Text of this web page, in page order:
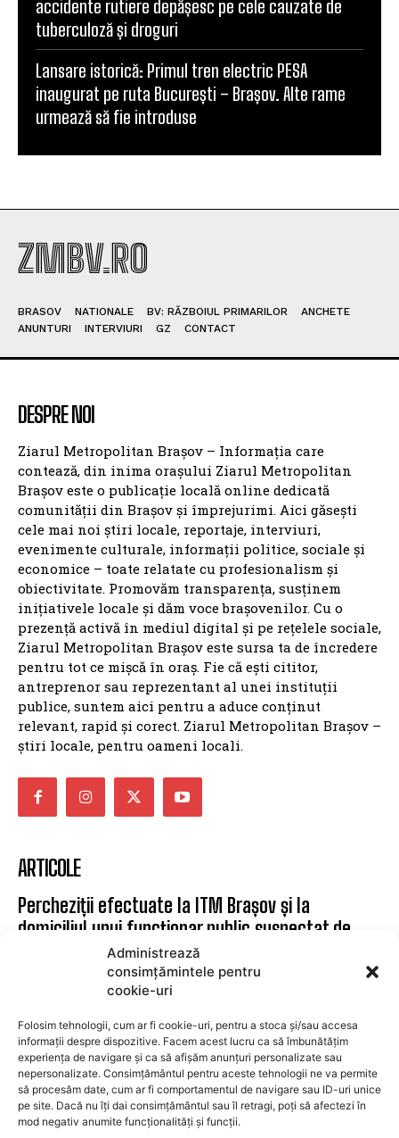
Administrează
consimțămintele pentru
cookie-uri
Folosim tehnologii, cum ar fi cookie-uri, pentru a stoca și/sau accesa
informații despre dispozitive. Facem acest lucru ca să îmbunătățim
experiența de navigare și ca să afișăm anunțuri personalizate sau
nepersonalizate. Consimțământul pentru aceste tehnologii ne va permite
să procesăm date, cum ar fi comportamentul de navigare sau ID-uri unice
pe site. Dacă nu îți dai consimțământul sau îl retragi, poți să afectezi în
mod negativ anumite funcționalități și funcții.
accidente rutiere depășesc pe cele cauzate de
tuberculoză și droguri
Lansare istorică: Primul tren electric PESA
inaugurat pe ruta București – Brașov. Alte rame
urmează să fie introduse
ZMBV.RO
BRASOV NATIONALE BV: RĂZBOIUL PRIMARILOR
ANCHETE
ANUNTURI
INTERVIURI GZ CONTACT
DESPRE NOI
Ziarul Metropolitan Brașov – Informația care
contează, din inima orașului Ziarul Metropolitan
Brașov este o publicație locală online dedicată
comunității din Brașov și împrejurimi. Aici găsești
cele mai noi știri locale, reportaje, interviuri,
evenimente culturale, informații politice, sociale și
economice – toate relatate cu profesionalism și
obiectivitate. Promovăm transparența, susținem
inițiativele locale și dăm voce brașovenilor. Cu o
prezență activă în mediul digital și pe rețelele sociale,
Ziarul Metropolitan Brașov este sursa ta de încredere
pentru tot ce mișcă în oraș. Fie că ești cititor,
antreprenor sau reprezentant al unei instituții
publice, suntem aici pentru a aduce conținut
relevant, rapid și corect. Ziarul Metropolitan Brașov –
știri locale, pentru oameni locali.
ARTICOLE
Percheziții efectuate la ITM Brașov și la
domiciliul unui funcționar public suspectat de
divulgarea secretelor de serviciu
7 august 2026
vânzare în Brașov
IMOBILIARE BRAOSV 7 august 2026
VIDEO. Șeful CJ Prahova: „Finalizarea Centurii
Comarnic este posibilă până la sfârșitul lunii